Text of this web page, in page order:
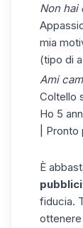
Non hai
mia
(tipo di
Ami
Coltello
Ho 5
|
È
fiducia.
ottenere